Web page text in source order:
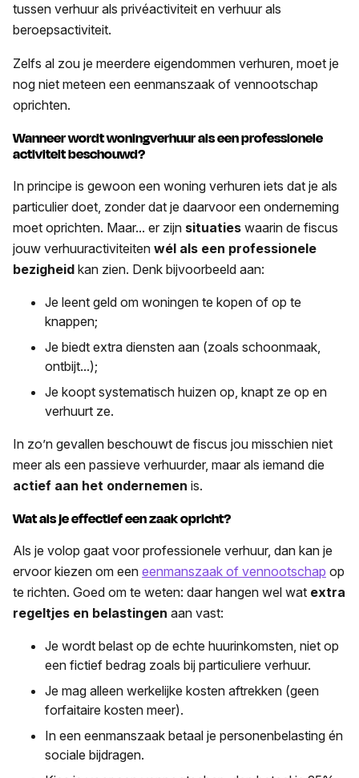
tussen verhuur als privéactiviteit en verhuur als
beroepsactiviteit.
Zelfs al zou je meerdere eigendommen verhuren, moet je
nog niet meteen een eenmanszaak of vennootschap
oprichten.
Wanneer wordt woningverhuur als een professionele
activiteit beschouwd?
In principe is gewoon een woning verhuren iets dat je als
particulier doet, zonder dat je daarvoor een onderneming
moet oprichten. Maar... er zijn situaties waarin de fiscus
jouw verhuuractiviteiten wél als een professionele
bezigheid kan zien. Denk bijvoorbeeld aan:
Je leent geld om woningen te kopen of op te
knappen;
Je biedt extra diensten aan (zoals schoonmaak,
ontbijt...);
Je koopt systematisch huizen op, knapt ze op en
verhuurt ze.
In zo’n gevallen beschouwt de fiscus jou misschien niet
meer als een passieve verhuurder, maar als iemand die
actief aan het ondernemen is.
Wat als je effectief een zaak opricht?
Als je volop gaat voor professionele verhuur, dan kan je
ervoor kiezen om een eenmanszaak of vennootschap op
te richten. Goed om te weten: daar hangen wel wat extra
regeltjes en belastingen aan vast:
Je wordt belast op de echte huurinkomsten, niet op
een fictief bedrag zoals bij particuliere verhuur.
Je mag alleen werkelijke kosten aftrekken (geen
forfaitaire kosten meer).
In een eenmanszaak betaal je personenbelasting én
sociale bijdragen.